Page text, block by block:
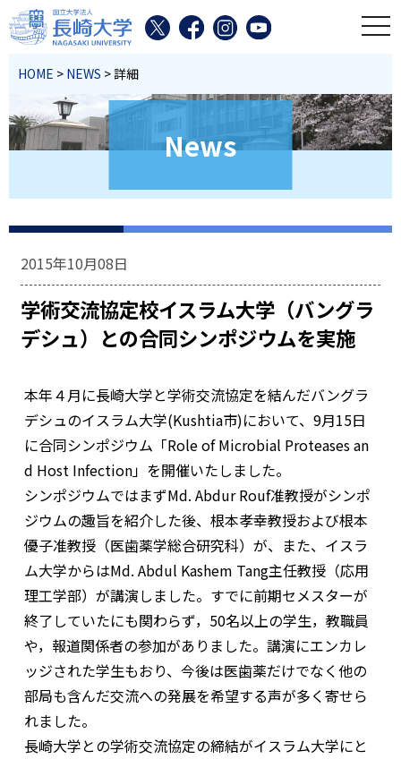
HOME > NEWS > 詳細
News
2015年10月08日
学術交流協定校イスラム大学（バングラ
デシュ）との合同シンポジウムを実施
本年４月に長崎大学と学術交流協定を結んだバングラ
デシュのイスラム大学(Kushtia市)において、9月15日
に合同シンポジウム「Role of Microbial Proteases an
d Host Infection」を開催いたしました。
シンポジウムではまずMd. Abdur Rouf准教授がシンポ
ジウムの趣旨を紹介した後、根本孝幸教授および根本
優子准教授（医歯薬学総合研究科）が、また、イスラ
ム大学からはMd. Abdul Kashem Tang主任教授（応用
理工学部）が講演しました。すでに前期セメスターが
終了していたにも関わらず，50名以上の学生，教職員
や，報道関係者の参加がありました。講演にエンカレ
ッジされた学生もおり、今後は医歯薬だけでなく他の
部局も含んだ交流への発展を希望する声が多く寄せら
れました。
長崎大学との学術交流協定の締結がイスラム大学にと